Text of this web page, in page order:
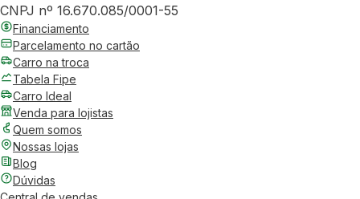
CNPJ nº 16.670.085/0001-55
Financiamento
Parcelamento no cartão
Carro na troca
Tabela Fipe
Carro Ideal
Venda para lojistas
Quem somos
Nossas lojas
Blog
Dúvidas